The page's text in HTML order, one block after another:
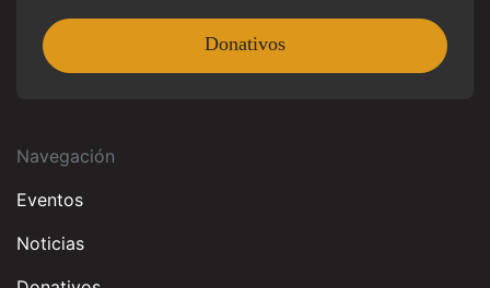
Donativos
Navegación
Eventos
Noticias